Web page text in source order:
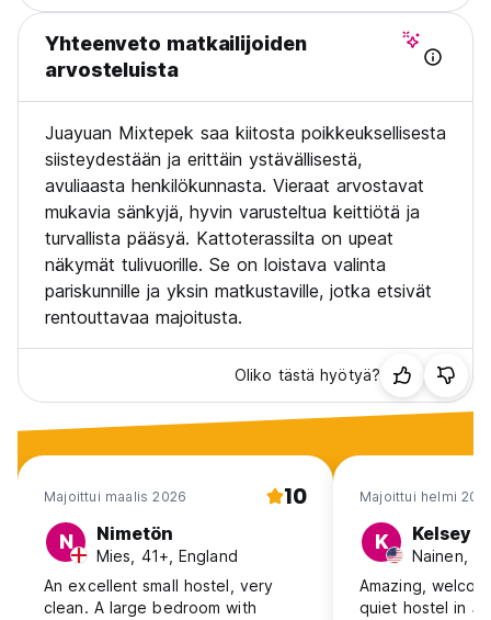
Yhteenveto matkailijoiden
arvosteluista
Juayuan Mixtepek saa kiitosta poikkeuksellisesta
siisteydestään ja erittäin ystävällisestä,
avuliaasta henkilökunnasta. Vieraat arvostavat
mukavia sänkyjä, hyvin varusteltua keittiötä ja
turvallista pääsyä. Kattoterassilta on upeat
näkymät tulivuorille. Se on loistava valinta
pariskunnille ja yksin matkustaville, jotka etsivät
rentouttavaa majoitusta.
Oliko tästä hyötyä?
Majoittui maalis 2026 10
N Nimetön
Mies, 41+, England
An excellent small hostel, very
clean. A large bedroom with
Majoittui helmi
K Kelsey
Nainen,
Amazing,
quiet hostel in